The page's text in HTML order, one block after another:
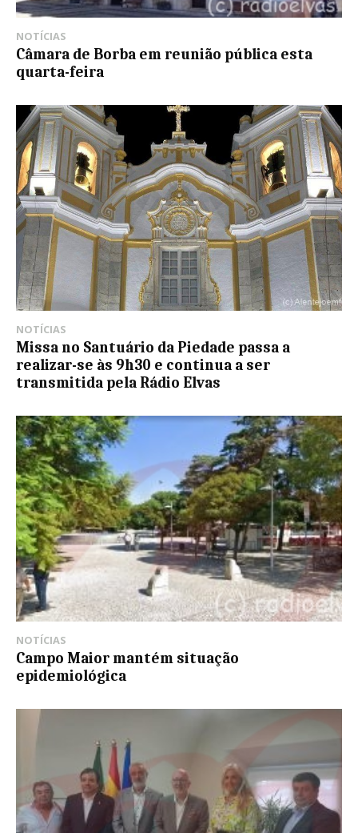
NOTÍCIAS
Câmara de Borba em reunião pública esta
quarta-feira
NOTÍCIAS
Missa no Santuário da Piedade passa a
realizar-se às 9h30 e continua a ser
transmitida pela Rádio Elvas
NOTÍCIAS
Campo Maior mantém situação
epidemiológica